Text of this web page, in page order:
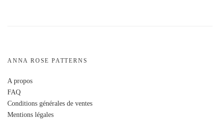
ANNA ROSE PATTERNS
A propos
FAQ
Conditions générales de ventes
Mentions légales